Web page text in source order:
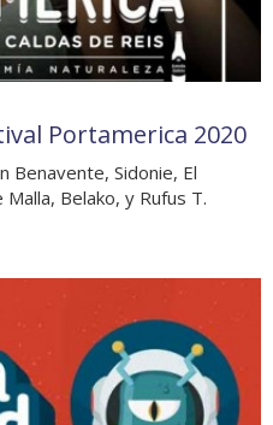
Portamerica 2020
Benavente, Sidonie, El
Belako, y Rufus T.